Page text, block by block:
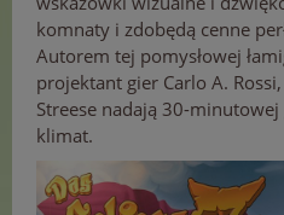
komnaty i zdobędą cenne
Autorem tej pomysłowej
projektant gier Carlo A.
Streese nadają 30-
klimat.